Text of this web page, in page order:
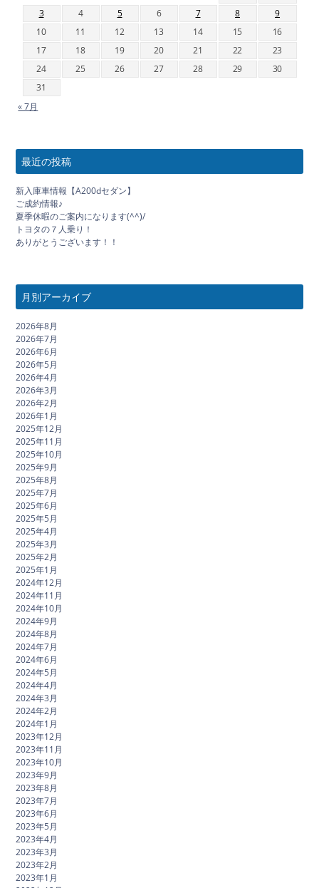
3
4 5 6 7 8
9
10
11 12 13 14 15
16
17
18 19 20 21 22
23
24
25 26 27 28 29
30
31
« 7月
最近の投稿
新入庫車情報【A200dセダン】
ご成約情報♪
夏季休暇のご案内になります(^^)/
トヨタの７人乗り！
ありがとうございます！！
月別アーカイブ
2026年8月
2026年7月
2026年6月
2026年5月
2026年4月
2026年3月
2026年2月
2026年1月
2025年12月
2025年11月
2025年10月
2025年9月
2025年8月
2025年7月
2025年6月
2025年5月
2025年4月
2025年3月
2025年2月
2025年1月
2024年12月
2024年11月
2024年10月
2024年9月
2024年8月
2024年7月
2024年6月
2024年5月
2024年4月
2024年3月
2024年2月
2024年1月
2023年12月
2023年11月
2023年10月
2023年9月
2023年8月
2023年7月
2023年6月
2023年5月
2023年4月
2023年3月
2023年2月
2023年1月